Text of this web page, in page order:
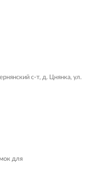
с-т, д. Цнянка, ул.
для